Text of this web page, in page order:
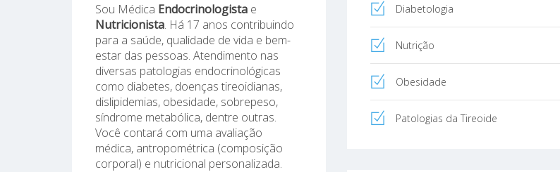
Sou Médica Endocrinologista e
Nutricionista. Há 17 anos contribuindo
para a saúde, qualidade de vida e bem-
estar das pessoas. Atendimento nas
diversas patologias endocrinológicas
como diabetes, doenças tireoidianas,
dislipidemias, obesidade, sobrepeso,
síndrome metabólica, dentre outras.
Você contará com uma avaliação
médica, antropométrica (composição
corporal) e nutricional personalizada.
Diabetologia
Nutrição
Obesidade
Patologias da Tireoide